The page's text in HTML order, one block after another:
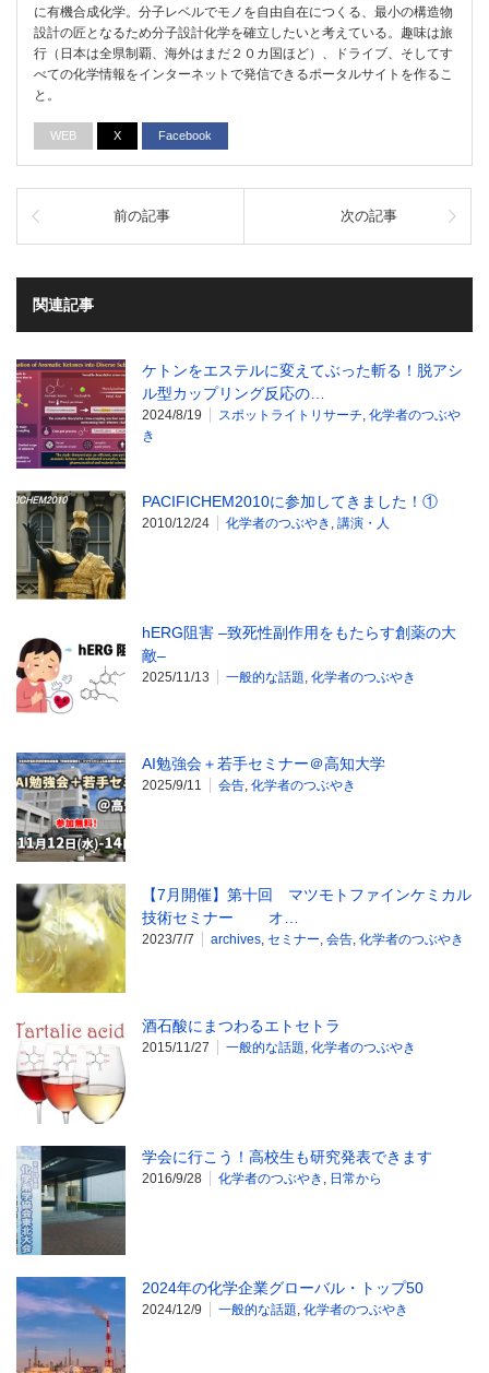
に有機合成化学。分子レベルでモノを自由自在につくる、最小の構造物
設計の匠となるため分子設計化学を確立したいと考えている。趣味は旅
行（日本は全県制覇、海外はまだ２０カ国ほど）、ドライブ、そしてす
べての化学情報をインターネットで発信できるポータルサイトを作るこ
と。
WEB X Facebook
前の記事 次の記事
関連記事
ケトンをエステルに変えてぶった斬る！脱アシ
ル型カップリング反応の…
2024/8/19 スポットライトリサーチ 化学者のつぶや
き
PACIFICHEM2010に参加してきました！①
2010/12/24 化学者のつぶやき 講演・人
hERG阻害 –致死性副作用をもたらす創薬の大
敵–
2025/11/13 一般的な話題 化学者のつぶやき
AI勉強会＋若手セミナー＠高知大学
2025/9/11 会告 化学者のつぶやき
【7月開催】第十回 マツモトファインケミカル
技術セミナー オ…
2023/7/7 archives セミナー 会告 化学者のつぶやき
酒石酸にまつわるエトセトラ
2015/11/27 一般的な話題 化学者のつぶやき
学会に行こう！高校生も研究発表できます
2016/9/28 化学者のつぶやき 日常から
2024年の化学企業グローバル・トップ50
2024/12/9 一般的な話題 化学者のつぶやき